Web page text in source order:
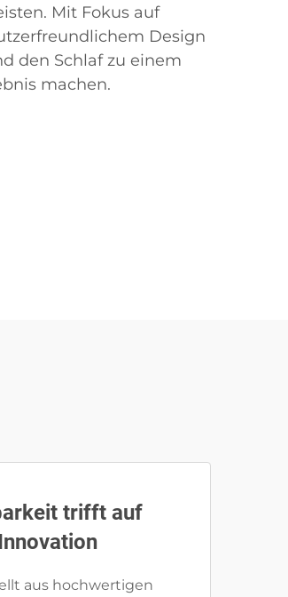
Mit Fokus auf
Design
den Schlaf zu einem
machen.
trifft auf
aus hochwertigen